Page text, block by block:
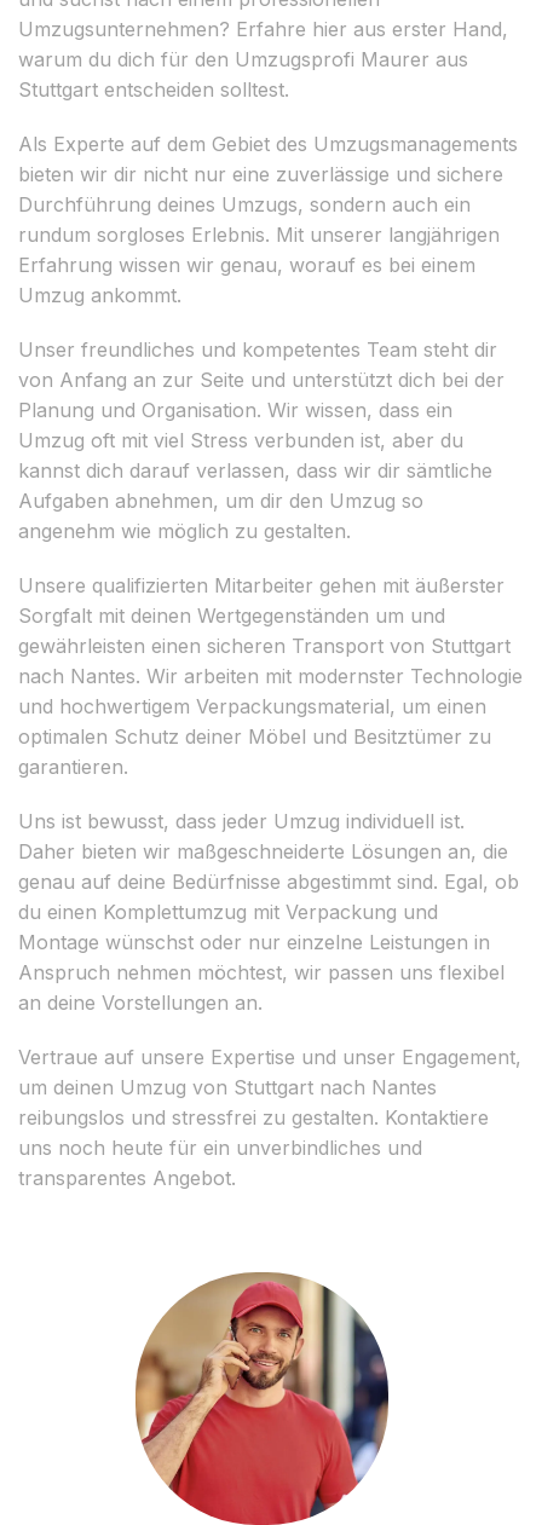
Umzugsunternehmen? Erfahre hier aus erster Hand,
warum du dich für den Umzugsprofi Maurer aus
Stuttgart entscheiden solltest.
Als Experte auf dem Gebiet des Umzugsmanagements
bieten wir dir nicht nur eine zuverlässige und sichere
Durchführung deines Umzugs, sondern auch ein
rundum sorgloses Erlebnis. Mit unserer langjährigen
Erfahrung wissen wir genau, worauf es bei einem
Umzug ankommt.
Unser freundliches und kompetentes Team steht dir
von Anfang an zur Seite und unterstützt dich bei der
Planung und Organisation. Wir wissen, dass ein
Umzug oft mit viel Stress verbunden ist, aber du
kannst dich darauf verlassen, dass wir dir sämtliche
Aufgaben abnehmen, um dir den Umzug so
angenehm wie möglich zu gestalten.
Unsere qualifizierten Mitarbeiter gehen mit äußerster
Sorgfalt mit deinen Wertgegenständen um und
gewährleisten einen sicheren Transport von Stuttgart
nach Nantes. Wir arbeiten mit modernster Technologie
und hochwertigem Verpackungsmaterial, um einen
optimalen Schutz deiner Möbel und Besitztümer zu
garantieren.
Uns ist bewusst, dass jeder Umzug individuell ist.
Daher bieten wir maßgeschneiderte Lösungen an, die
genau auf deine Bedürfnisse abgestimmt sind. Egal, ob
du einen Komplettumzug mit Verpackung und
Montage wünschst oder nur einzelne Leistungen in
Anspruch nehmen möchtest, wir passen uns flexibel
an deine Vorstellungen an.
Vertraue auf unsere Expertise und unser Engagement,
um deinen Umzug von Stuttgart nach Nantes
reibungslos und stressfrei zu gestalten. Kontaktiere
uns noch heute für ein unverbindliches und
transparentes Angebot.